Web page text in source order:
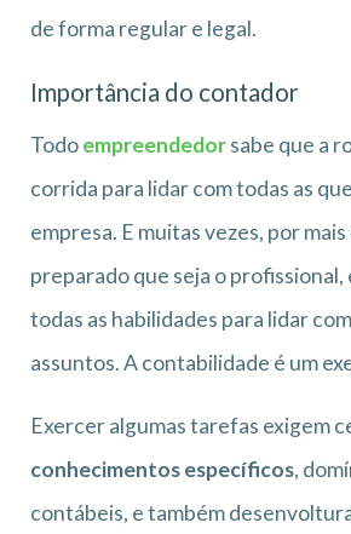
de forma regular e legal.
Importância do contador
Todoempreendedorsabe que a
corrida para lidar com todas as
empresa. E muitas vezes, por
preparado que seja o profissional,
todas as habilidades para lidar
assuntos. A contabilidade é um
Exercer algumas tarefas exigem
conhecimentos específicos,
contábeis, e também